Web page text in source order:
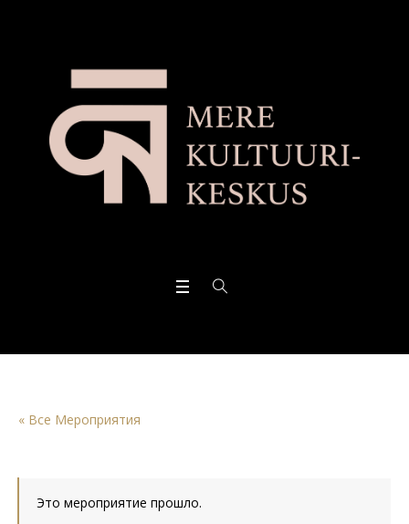
« Все Мероприятия
Это мероприятие прошло.